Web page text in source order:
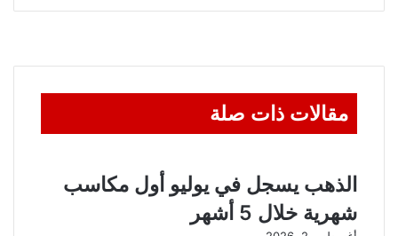
البريد
مقالات ذات صلة
الذهب يسجل في يوليو أول مكاسب
شهرية خلال 5 أشهر